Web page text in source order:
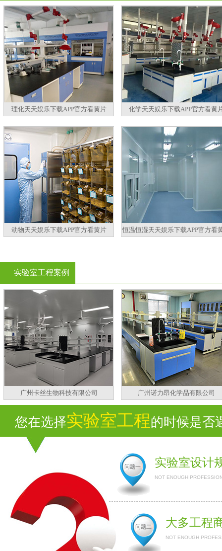
官方看黄片
理化天天娱乐下载APP官方看黄片 化学天天娱乐下载APP官方看黄
动物天天娱乐下载APP官方看黄片 恒温恒湿天天娱乐下载APP官方看
实验室工程案例
广州卡丝生物科技有限公司 广州诺力昂化学品有限公司
您在选择实验室工程的时候是否
问题一 实验室设计
NOT ENOUGH
问题二 大多工程
NOT ENOUGH